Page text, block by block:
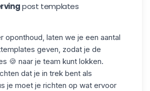
post templates
oponthoud, laten we je een aantal
geven, zodat je de
🍪 naar je team kunt lokken.
dat je in trek bent als
je moet je richten op wat ervoor